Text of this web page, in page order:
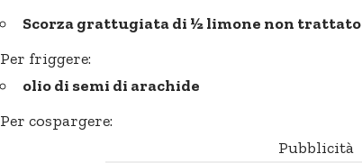
Scorza grattugiata di ½ limone non trattato
Per friggere:
olio di semi di arachide
Per cospargere:
Pubblicità